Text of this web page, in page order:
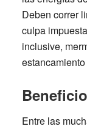
Deben correr
culpa
inclusive,
Entre las